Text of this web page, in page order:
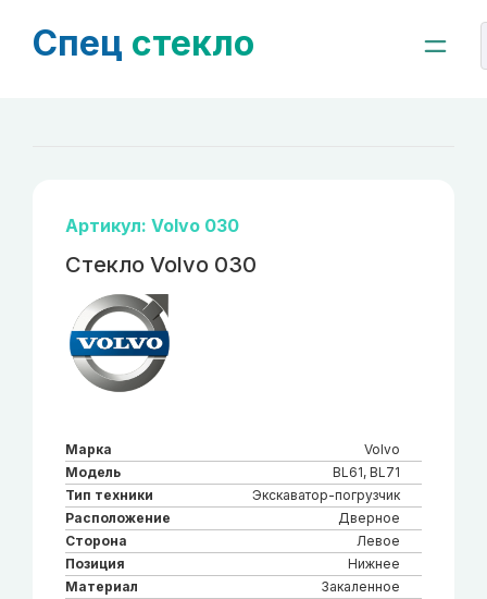
Спец стекло
Артикул: Volvo 030
Стекло Volvo 030
Марка
Volvo
Модель
BL61, BL71
Тип техники
Экскаватор-погрузчик
Расположение
Дверное
Сторона
Левое
Позиция
Нижнее
Материал
Закаленное